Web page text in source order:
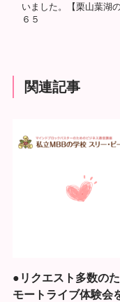
いました。【栗山葉湖
６５
関連記事
●リクエスト多数の
モートライブ体験会